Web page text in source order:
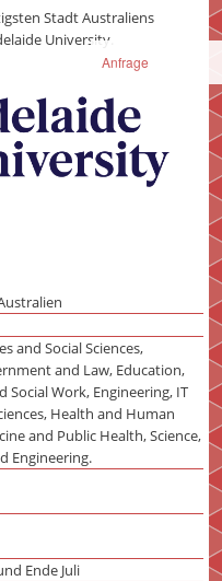
Anfrage
Stadt Australiens
University.
and Social Sciences,
and Law, Education,
Social Work, Engineering, IT
Health and Human
and Public Health, Science,
Engineering.
Ende Juli